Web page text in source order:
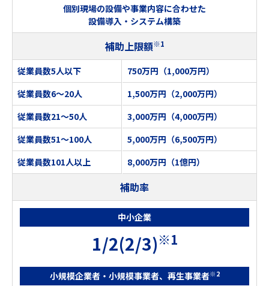
中小企業省力化投資補助事業（一般型）の第7回応募申請の受
「応募申請の手引き（第7回公募）」「電子申請マニュアル
（応募申請）第7回公募」を公開しました。
2026年7月1日 お知らせ
「【指定様式】1人当たり給与支給総額の確認書」「【指定様
式】事業実施場所リスト」「イノベーション製品応援プログラ
ム案内資料」「【指定様式】導入予定製品の選定理由書」
「【指定様式】イノベーション製品応援プログラム製造事業者
申請書」「実績報告の手引き」を更新しました。
お知らせ
中小企業省力化投資補助事業（一般型）の第7回公募申請のス
ケジュールを更新しました。​
個別現場の設備や事業内容に合わせた
設備導入・ システム構築
補助上限額※1
従業員数5人以下
750万円（1,000万円）
従業員数6〜20人
1,500万円（2,000万円）
従業員数21～50人
3,000万円（4,000万円）
従業員数51～100人
5,000万円（6,500万円）
従業員数101人以上
8,000万円（1億円）
補助率
中小企業
1/2(2/3)※1
小規模企業者・小規模事業者、再生事業者※2